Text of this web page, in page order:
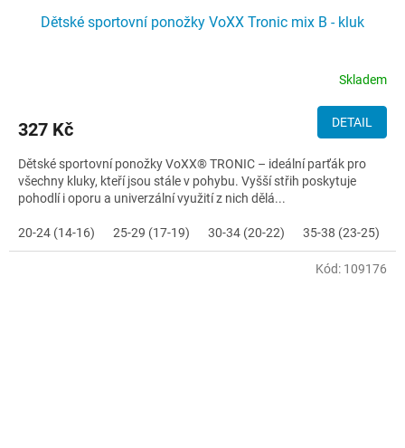
Dětské sportovní ponožky VoXX Tronic mix B - kluk
Skladem
327 Kč DETAIL
Dětské sportovní ponožky VoXX® TRONIC – ideální parťák pro
všechny kluky, kteří jsou stále v pohybu. Vyšší střih poskytuje
pohodlí i oporu a univerzální využití z nich dělá...
20-24 (14-16) 25-29 (17-19) 30-34 (20-22) 35-38 (23-25)
Kód: 109176